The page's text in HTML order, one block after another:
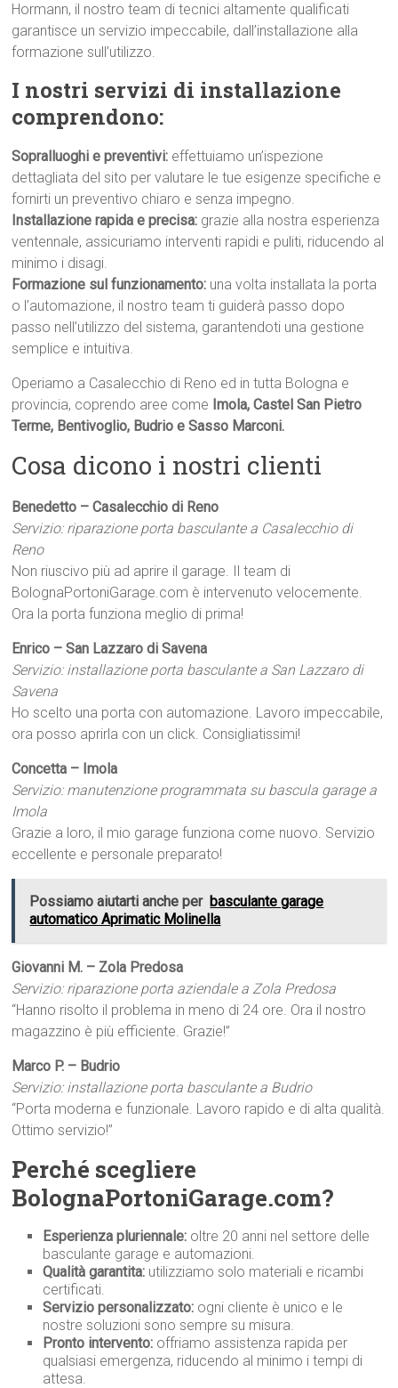
Hormann, il nostro team di tecnici altamente qualificati
garantisce un servizio impeccabile, dall’installazione alla
formazione sull’utilizzo.
I nostri servizi di installazione
comprendono:
Sopralluoghi e preventivi: effettuiamo un’ispezione
dettagliata del sito per valutare le tue esigenze specifiche e
fornirti un preventivo chiaro e senza impegno.
Installazione rapida e precisa: grazie alla nostra esperienza
ventennale, assicuriamo interventi rapidi e puliti, riducendo al
minimo i disagi.
Formazione sul funzionamento: una volta installata la porta
o l’automazione, il nostro team ti guiderà passo dopo
passo nell’utilizzo del sistema, garantendoti una gestione
semplice e intuitiva.
Operiamo a Casalecchio di Reno ed in tutta Bologna e
provincia, coprendo aree come Imola, Castel San Pietro
Terme, Bentivoglio, Budrio e Sasso Marconi.
Cosa dicono i nostri clienti
Benedetto – Casalecchio di Reno
Servizio: riparazione porta basculante a Casalecchio di
Reno
Non riuscivo più ad aprire il garage. Il team di
BolognaPortoniGarage.com è intervenuto velocemente.
Ora la porta funziona meglio di prima!
Enrico – San Lazzaro di Savena
Servizio: installazione porta basculante a San Lazzaro di
Savena
Ho scelto una porta con automazione. Lavoro impeccabile,
ora posso aprirla con un click. Consigliatissimi!
Concetta – Imola
Servizio: manutenzione programmata su bascula garage a
Imola
Grazie a loro, il mio garage funziona come nuovo. Servizio
eccellente e personale preparato!
Possiamo aiutarti anche per basculante garage
automatico Aprimatic Molinella
Giovanni M. – Zola Predosa
Servizio: riparazione porta aziendale a Zola Predosa
“Hanno risolto il problema in meno di 24 ore. Ora il nostro
magazzino è più efficiente. Grazie!”
Marco P. – Budrio
Servizio: installazione porta basculante a Budrio
“Porta moderna e funzionale. Lavoro rapido e di alta qualità.
Ottimo servizio!”
Perché scegliere
BolognaPortoniGarage.com?
Esperienza pluriennale: oltre 20 anni nel settore delle
basculante garage e automazioni.
Qualità garantita: utilizziamo solo materiali e ricambi
certificati.
Servizio personalizzato: ogni cliente è unico e le
nostre soluzioni sono sempre su misura.
Pronto intervento: offriamo assistenza rapida per
qualsiasi emergenza, riducendo al minimo i tempi di
attesa.